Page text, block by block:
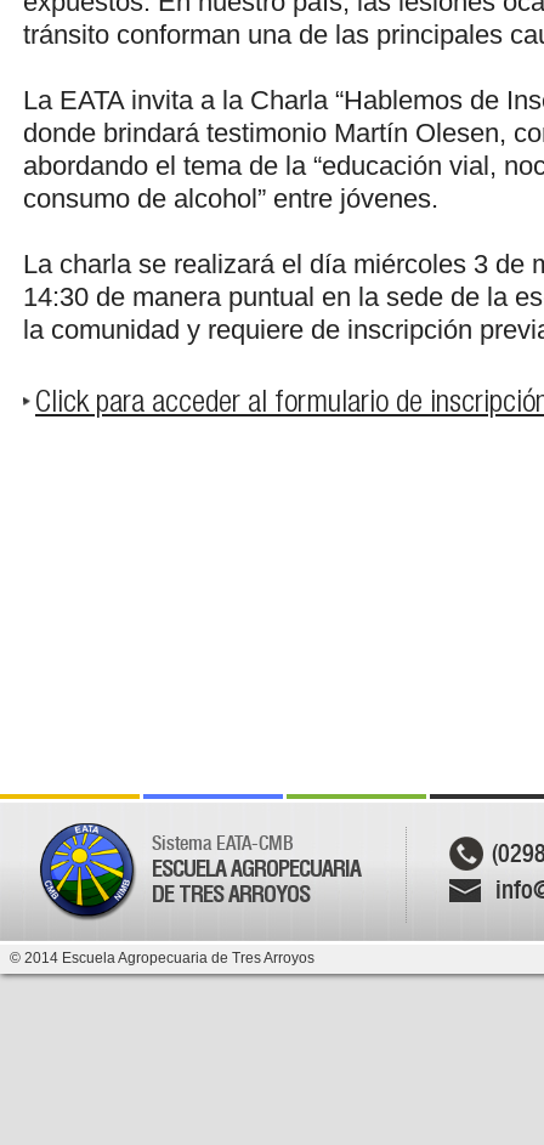
tránsito conforman una de las principales
La EATA invita a la Charla “Hablemos de
donde brindará testimonio Martín Olesen,
abordando el tema de la “educación vial,
consumo de alcohol” entre jóvenes.
La charla se realizará el día miércoles 3 de
14:30 de manera puntual en la sede de la
la comunidad y requiere de inscripción
Click para acceder al formulario de
Sistema EATA-CMB
ESCUELA AGROPECUARIA
DE TRES ARROYOS
© 2014 Escuela Agropecuaria de Tres Arroyos